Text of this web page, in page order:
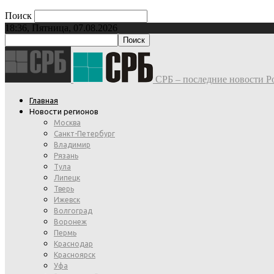
Поиск
18:36, Пятница, 07.08.2026
СРБ – последние новости
Главная
Новости регионов
Москва
Санкт-Петербург
Владимир
Рязань
Тула
Липецк
Тверь
Ижевск
Волгоград
Воронеж
Пермь
Краснодар
Красноярск
Уфа